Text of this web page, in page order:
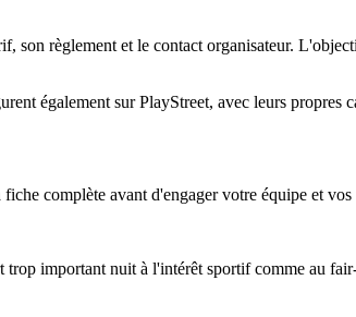
son règlement et le contact organisateur.
également sur PlayStreet, avec leurs propres
complète avant d'engager votre équipe et
important nuit à l'intérêt sportif comme au